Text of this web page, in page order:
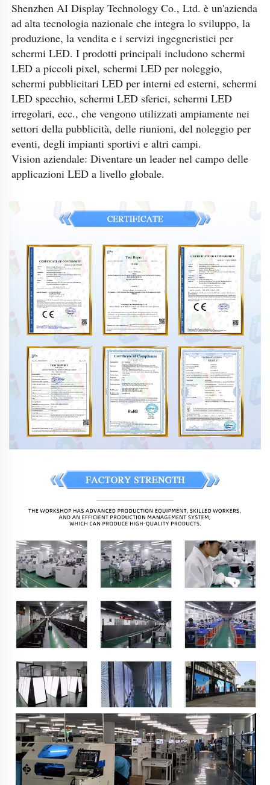
Shenzhen AI Display Technology Co., Ltd. è un'azienda
ad alta tecnologia nazionale che integra lo sviluppo, la
produzione, la vendita e i servizi ingegneristici per
schermi LED. I prodotti principali includono schermi
LED a piccoli pixel, schermi LED per noleggio,
schermi pubblicitari LED per interni ed esterni, schermi
LED specchio, schermi LED sferici, schermi LED
irregolari, ecc., che vengono utilizzati ampiamente nei
settori della pubblicità, delle riunioni, del noleggio per
eventi, degli impianti sportivi e altri campi.
Vision aziendale: Diventare un leader nel campo delle
applicazioni LED a livello globale.